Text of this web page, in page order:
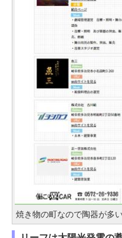
焼き物の町なので陶器が多